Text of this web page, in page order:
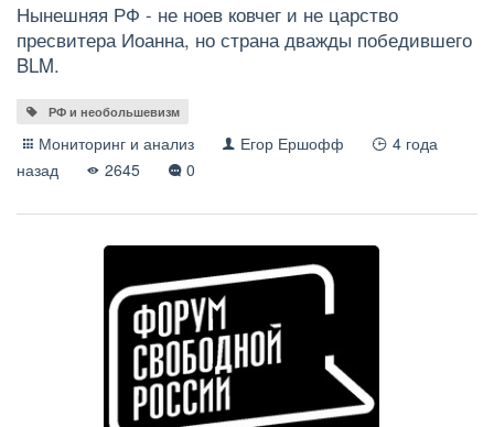
Нынешняя РФ - не ноев ковчег и не царство
пресвитера Иоанна, но страна дважды победившего
BLM.
РФ и необольшевизм
Мониторинг и анализ Егор Ершофф
4 года
назад
2645 0